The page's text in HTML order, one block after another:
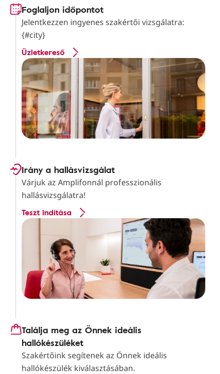
Foglaljon időpontot
Jelentkezzen ingyenes szakértői vizsgálatra:
{#city}
Üzletkereső
Irány a hallásvizsgálat
Várjuk az Amplifonnál professzionális
hallásvizsgálatra!
Teszt indítása
Találja meg az Önnek ideális
hallókészüléket
Szakértőink segítenek az Önnek ideális
hallókészülék kiválasztásában.